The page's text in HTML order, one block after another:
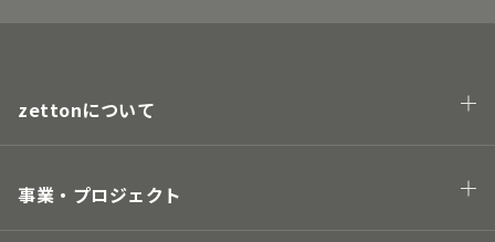
zettonについて
企業理念・トップメッセージ
事業・プロジェクト